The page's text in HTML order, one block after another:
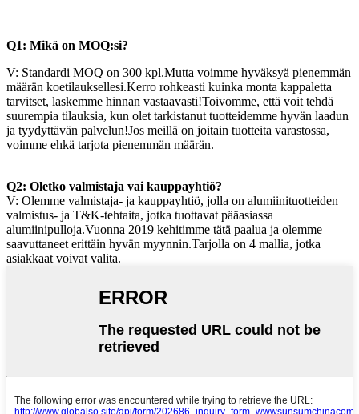
Q1: Mikä on MOQ:si?
V: Standardi MOQ on 300 kpl.Mutta voimme hyväksyä pienemmän
määrän koetilauksellesi.Kerro rohkeasti kuinka monta kappaletta
tarvitset, laskemme hinnan vastaavasti!Toivomme, että voit tehdä
suurempia tilauksia, kun olet tarkistanut tuotteidemme hyvän laadun
ja tyydyttävän palvelun!Jos meillä on joitain tuotteita varastossa,
voimme ehkä tarjota pienemmän määrän.
Q2: Oletko valmistaja vai kauppayhtiö?
V: Olemme valmistaja- ja kauppayhtiö, jolla on alumiinituotteiden
valmistus- ja T&K-tehtaita, jotka tuottavat pääasiassa
alumiinipulloja.Vuonna 2019 kehitimme tätä paalua ja olemme
saavuttaneet erittäin hyvän myynnin.Tarjolla on 4 mallia, jotka
asiakkaat voivat valita.